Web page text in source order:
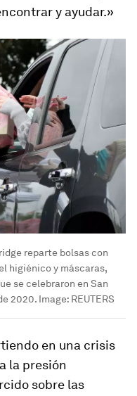
y ayudar.»
reparte bolsas con
higiénico y máscaras,
se celebraron en San
2020. Image: REUTERS
en una crisis
la presión
sobre las